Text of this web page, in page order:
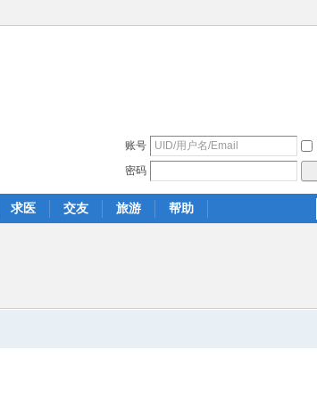
账号
密码
求医 交友 旅游 帮助